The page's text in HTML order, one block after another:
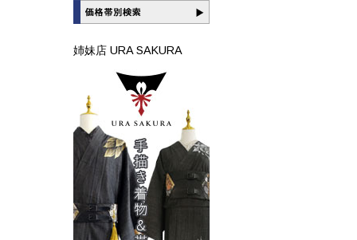
姉妹店 URA SAKURA